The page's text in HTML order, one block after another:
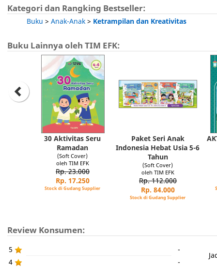
Kategori dan Rangking Bestseller:
Buku > Anak-Anak > Ketrampilan dan Kreativitas
Buku Lainnya oleh TIM EFK:
30 Aktivitas Seru
Ramadan
(Soft Cover)
oleh TIM EFK
Rp. 23.000
Rp. 17.250
Stock di Gudang Supplier
Paket Seri Anak
Indonesia Hebat Usia 5-6
Tahun
(Soft Cover)
oleh TIM EFK
Rp. 112.000
Rp. 84.000
Stock di Gudang Supplier
Review Konsumen:
5
-
4
-